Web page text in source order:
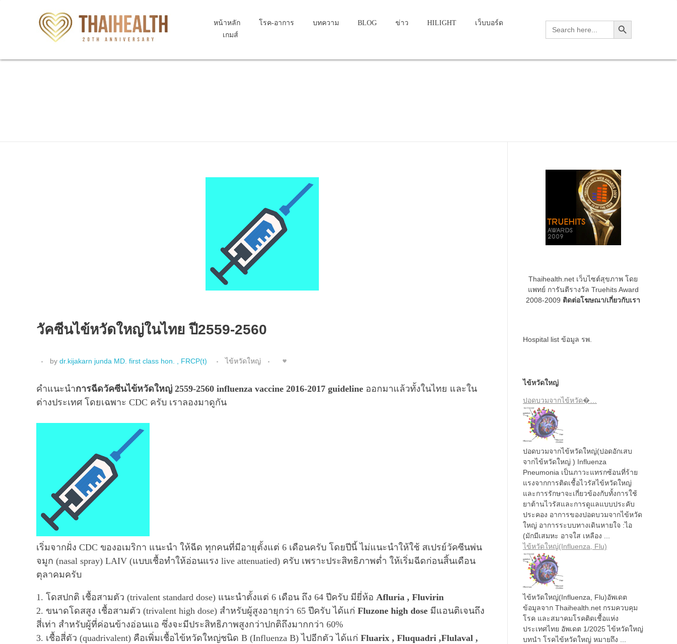
หน้าหลัก โรค-อาการ บทความ BLOG ข่าว HILIGHT
เว็บบอร์ด
เกมส์
Search
for:
Search Button
วัคซีนไข้หวัดใหญ่ในไทย ปี2559-2560
by dr.kijakarn junda MD. first class hon. , FRCP(t) ไข้หวัดใหญ่
คำแนะนำการฉีดวัคซีนไข้หวัดใหญ่ 2559-2560 influenza vaccine 2016-2017 guideline ออกมาแล้วทั้งในไทย และใน
ต่างประเทศ โดยเฉพาะ CDC ครับ เราลองมาดูกัน
เริ่มจากฝั่ง CDC ของอเมริกา แนะนำ ให้ฉีด ทุกคนที่มีอายุตั้งแต่ 6 เดือนครับ โดยปีนี้ ไม่แนะนำให้ใช้ สเปรย์วัคซีนพ่น
จมูก (nasal spray) LAIV (แบบเชื้อทำให้อ่อนแรง live attenuatied) ครับ เพราะประสิทธิภาพต่ำ ให้เริ่มฉีดก่อนสิ้นเดือน
ตุลาคมครับ
1. โดสปกติ เชื้อสามตัว (trivalent standard dose) แนะนำตั้งแต่ 6 เดือน ถึง 64 ปีครับ มียี่ห้อ Afluria , Fluvirin
2. ขนาดโดสสูง เชื้อสามตัว (trivalent high dose) สำหรับผู้สูงอายุกว่า 65 ปีครับ ได้แก่ Fluzone high dose มีแอนติเจนถึง
สี่เท่า สำหรับผู้ที่ค่อนข้างอ่อนแอ ซึ่งจะมีประสิทธิภาพสูงกว่าปกติถึงมากกว่า 60%
3. เชื้อสี่ตัว (quadrivalent) คือเพิ่มเชื้อไข้หวัดใหญ่ชนิด B (Influenza B) ไปอีกตัว ได้แก่ Fluarix , Fluquadri ,Flulaval ,
Thaihealth.net เว็บไซต์สุขภาพ โดย
แพทย์ การันตีรางวัล Truehits Award
2008-2009 ติดต่อโฆษณา/เกี่ยวกับเรา
Hospital list ข้อมูล รพ.
ไข้หวัดใหญ่
ปอดบวมจากไข้หวัด�…
ปอดบวมจากไข้หวัดใหญ่(ปอดอักเสบ
จากไข้หวัดใหญ่ ) Influenza
Pneumonia เป็นภาวะแทรกซ้อนที่ร้าย
แรงจากการติดเชื้อไวรัสไข้หวัดใหญ่
และการรักษาจะเกี่ยวข้องกับทั้งการใช้
ยาต้านไวรัสและการดูแลแบบประคับ
ประคอง อาการของปอดบวมจากไข้หวัด
ใหญ่ อาการระบบทางเดินหายใจ :ไอ
(มักมีเสมหะ อาจใส เหลือง ...
ไข้หวัดใหญ่(Influenza, Flu)
ไข้หวัดใหญ่(Influenza, Flu)อัพเดต
ข้อมูลจาก Thaihealth.net กรมควบคุม
โรค และสมาคมโรคติดเชื้อแห่ง
ประเทศไทย อัพเดต 1/2025 ไข้หวัดใหญ่
บทนำ โรคไข้หวัดใหญ่ หมายถึง ...